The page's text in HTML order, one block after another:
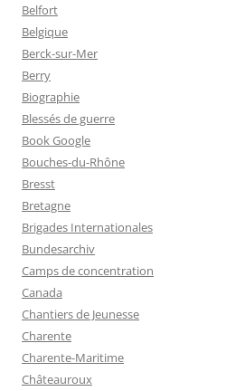
Belfort
Belgique
Berck-sur-Mer
Berry
Biographie
Blessés de guerre
Book Google
Bouches-du-Rhône
Bresst
Bretagne
Brigades Internationales
Bundesarchiv
Camps de concentration
Canada
Chantiers de Jeunesse
Charente
Charente-Maritime
Châteauroux